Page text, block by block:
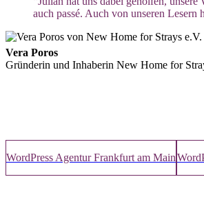
auch passé. Auch von unseren
Vera Poros
Gründerin und Inhaberin New Home for
WordPress Agentur Frankfurt am Main